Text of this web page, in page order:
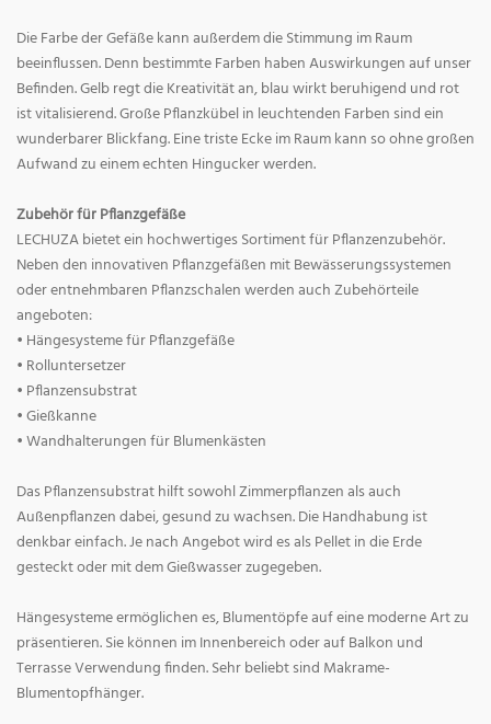
Die Farbe der Gefäße kann außerdem die Stimmung im Raum
beeinflussen. Denn bestimmte Farben haben Auswirkungen auf unser
Befinden. Gelb regt die Kreativität an, blau wirkt beruhigend und rot
ist vitalisierend. Große Pflanzkübel in leuchtenden Farben sind ein
wunderbarer Blickfang. Eine triste Ecke im Raum kann so ohne großen
Aufwand zu einem echten Hingucker werden.
Zubehör für Pflanzgefäße
LECHUZA bietet ein hochwertiges Sortiment für Pflanzenzubehör.
Neben den innovativen Pflanzgefäßen mit Bewässerungssystemen
oder entnehmbaren Pflanzschalen werden auch Zubehörteile
angeboten:
• Hängesysteme für Pflanzgefäße
• Rolluntersetzer
• Pflanzensubstrat
• Gießkanne
• Wandhalterungen für Blumenkästen
Das Pflanzensubstrat hilft sowohl Zimmerpflanzen als auch
Außenpflanzen dabei, gesund zu wachsen. Die Handhabung ist
denkbar einfach. Je nach Angebot wird es als Pellet in die Erde
gesteckt oder mit dem Gießwasser zugegeben.
Hängesysteme ermöglichen es, Blumentöpfe auf eine moderne Art zu
präsentieren. Sie können im Innenbereich oder auf Balkon und
Terrasse Verwendung finden. Sehr beliebt sind Makrame-
Blumentopfhänger.